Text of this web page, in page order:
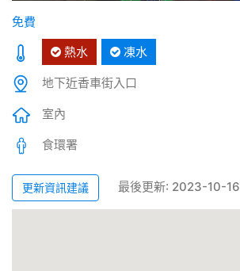
免費
熱水
凍水
地下近香車街入口
室內
食環署
更新資訊建議 最後更新: 2023-10-16